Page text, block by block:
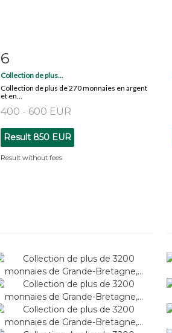
6
Collection de plus...
Collection de plus de 270 monnaies en argent
et en...
400 - 600 EUR
Result 850 EUR
Result without fees